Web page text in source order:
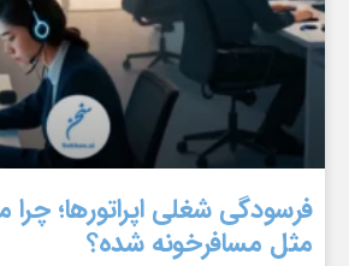
فرسودگی شغلی اپراتورها؛
مثل مسافرخونه شده؟